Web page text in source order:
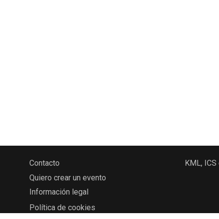
Contacto
Quiero crear un evento
Información legal
Política de cookies
KML, ICS